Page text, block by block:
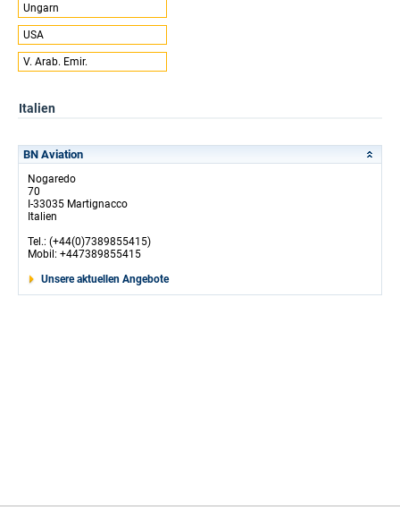
Ungarn
USA
V. Arab. Emir.
Italien
BN Aviation
Nogaredo
70
I-33035 Martignacco
Italien
Tel.: (+44(0)7389855415)
Mobil: +447389855415
Unsere aktuellen Angebote